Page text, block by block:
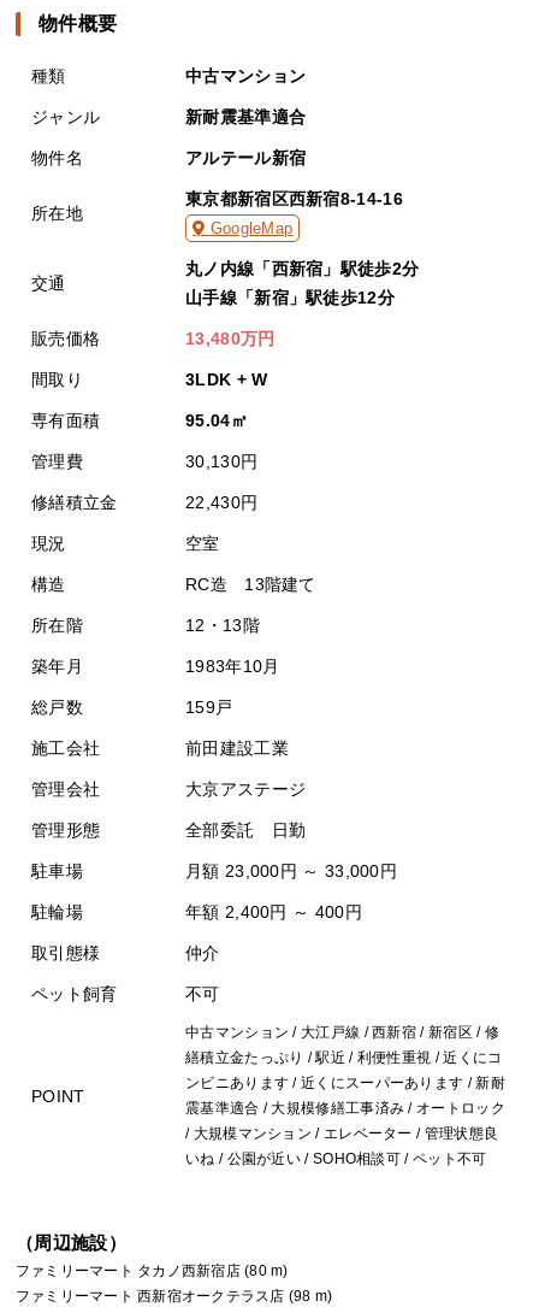
物件概要
種類 中古マンション
ジャンル 新耐震基準適合
物件名 アルテール新宿
所在地
東京都新宿区西新宿8-14-16
GoogleMap
交通
丸ノ内線「西新宿」駅徒歩2分
山手線「新宿」駅徒歩12分
販売価格 13,480万円
間取り 3LDK + W
専有面積 95.04㎡
管理費 30,130円
修繕積立金 22,430円
現況 空室
構造 RC造 13階建て
所在階 12・13階
築年月 1983年10月
総戸数 159戸
施工会社 前田建設工業
管理会社 大京アステージ
管理形態 全部委託 日勤
駐車場 月額 23,000円 ～ 33,000円
駐輪場 年額 2,400円 ～ 400円
取引態様 仲介
ペット飼育 不可
POINT
中古マンション / 大江戸線 / 西新宿 / 新宿区 / 修
繕積立金たっぷり / 駅近 / 利便性重視 / 近くにコ
ンビニあります / 近くにスーパーあります / 新耐
震基準適合 / 大規模修繕工事済み / オートロック
/ 大規模マンション / エレベーター / 管理状態良
いね / 公園が近い / SOHO相談可 / ペット不可
（周辺施設）
ファミリーマート タカノ西新宿店 (80 m)
ファミリーマート 西新宿オークテラス店 (98 m)